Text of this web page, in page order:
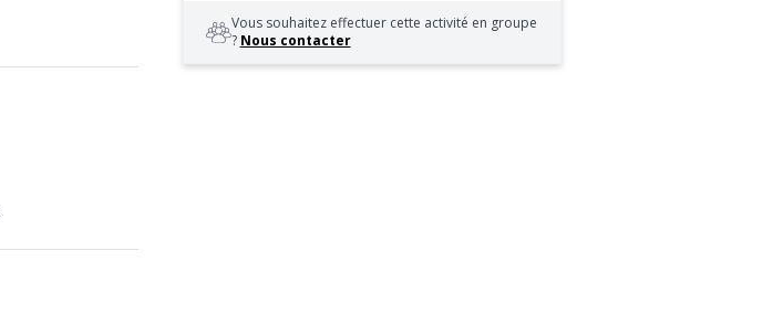
Vous souhaitez effectuer cette activité en groupe
? Nous contacter